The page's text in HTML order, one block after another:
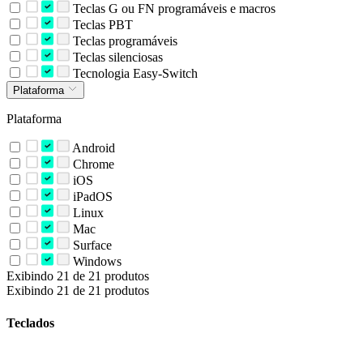
Teclas G ou FN programáveis e macros
Teclas PBT
Teclas programáveis
Teclas silenciosas
Tecnologia Easy-Switch
Plataforma
Plataforma
Android
Chrome
iOS
iPadOS
Linux
Mac
Surface
Windows
Exibindo 21 de 21 produtos
Exibindo 21 de 21 produtos
Teclados